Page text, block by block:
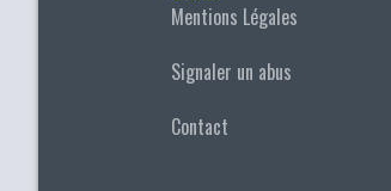
Mentions Légales
Signaler un abus
Contact